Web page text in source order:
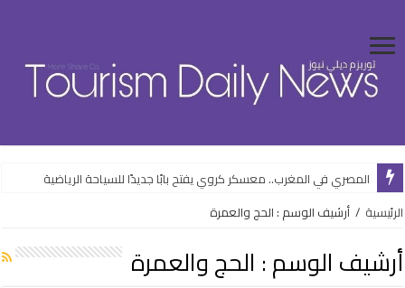
المصري في المغرب.. معسكر كروي يفتح بابًا جديدًا للسياحة الرياضية
هاني الشريف وكيلاً لـ UN MTC بجدة.. القيادة المؤثرة تدعم سياحة الفعاليات
الرئيسية / أرشيف الوسم : الحج والعمرة
أرشيف الوسم : الحج والعمرة